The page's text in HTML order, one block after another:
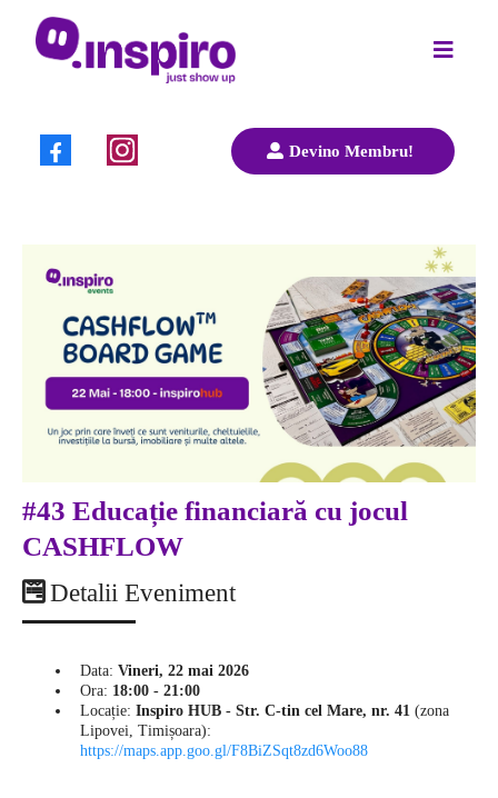
Devino Membru!
#43 Educație financiară cu jocul
CASHFLOW
Detalii Eveniment
Data: Vineri, 22 mai 2026
Ora: 18:00 - 21:00
Locație: Inspiro HUB - Str. C-tin cel Mare, nr. 41 (zona
Lipovei, Timișoara):
https://maps.app.goo.gl/F8BiZSqt8zd6Woo88